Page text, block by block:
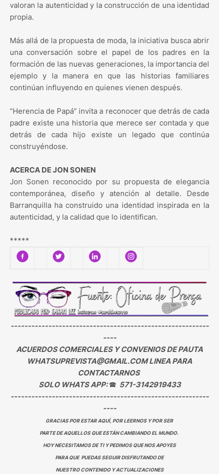
valoran la autenticidad y la construcción de una identidad
propia.
Más allá de la propuesta de moda, la iniciativa busca abrir
una conversación sobre el papel de los padres en la
formación de las nuevas generaciones, la importancia del
ejemplo y la manera en que las historias familiares
continúan influyendo en quienes vienen después.
“Herencia de Papá” invita a reconocer que detrás de cada
padre existe una historia que merece ser contada y que
detrás de cada hijo existe un legado que continúa
construyéndose.
ACERCA DE JON SONEN
Jon Sonen reconocido por su propuesta de elegancia
contemporánea, diseño y atención al detalle. Desde
Barranquilla ha construido una identidad inspirada en la
autenticidad, y la calidad que lo identifican.
*****
----------------------------------------------------------
----
ACUERDOS COMERCIALES Y CONVENIOS DE PAUTA
WHATSUPREVISTA@GMAIL.COM LINEA PARA
CONTACTARNOS
SOLO WHATS APP:🕿 571-3142919433
----------------------------------------------------------
----
GRACIAS POR ESTAR AQUÍ, POR LEERNOS Y POR SER
PARTE DE AQUELLOS QUE ESTÁN CAMBIANDO EL MUNDO.
HOY NECESITAMOS DE TI Y PEDIMOS QUE NOS APOYES
PARA QUE PUEDAS SEGUIR DISFRUTANDO DE
NUESTRO CONTENIDO Y ACTUALIZACIONES